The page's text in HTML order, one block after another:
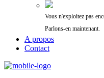
Vous n'exploitez pas
Parlons-en maintenant.
A propos
Contact